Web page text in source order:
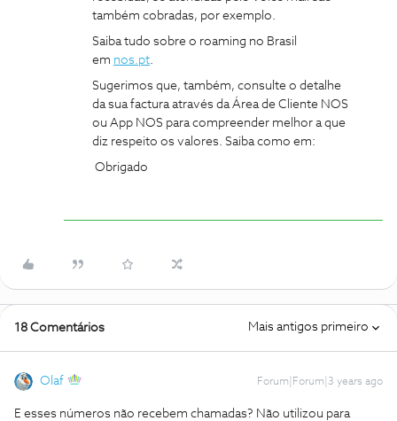
também cobradas, por exemplo.
Saiba tudo sobre o roaming no Brasil
em nos.pt.
Sugerimos que, também, consulte o detalhe
da sua factura através da Área de Cliente NOS
ou App NOS para compreender melhor a que
diz respeito os valores. Saiba como em:
Obrigado
18 Comentários Mais antigos primeiro
Olaf Forum|Forum|3 years ago
E esses números não recebem chamadas? Não utilizou para